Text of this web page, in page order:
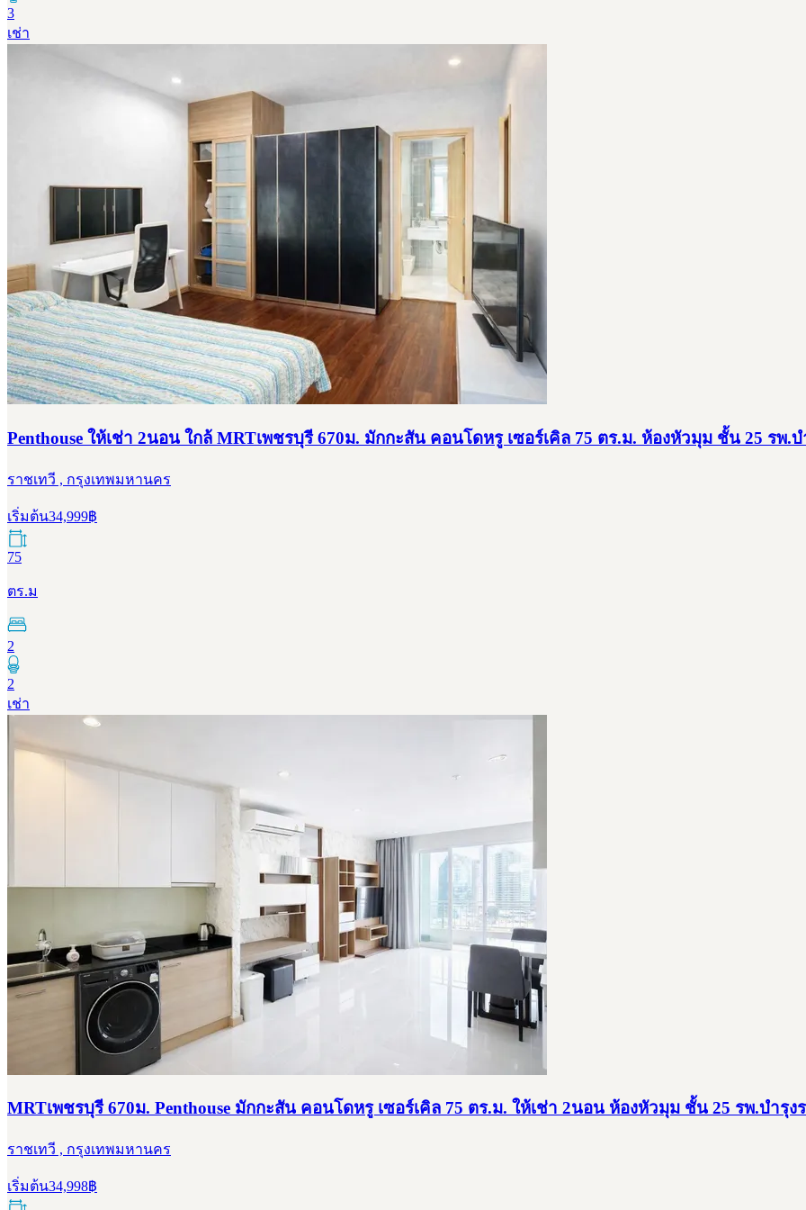
3
เช่า
Penthouse ให้เช่า 2นอน ใกล้ MRTเพชรบุรี 670ม. มักกะสัน คอนโดหรู เซอร์เคิล 75 ตร.ม. ห้องหัวมุม ชั้น 25 รพ.บ
ราชเทวี , กรุงเทพมหานคร
เริ่มต้น34,999฿
75
ตร.ม
2
2
เช่า
MRTเพชรบุรี 670ม. Penthouse มักกะสัน คอนโดหรู เซอร์เคิล 75 ตร.ม. ให้เช่า 2นอน ห้องหัวมุม ชั้น 25 รพ.บำรุง
ราชเทวี , กรุงเทพมหานคร
เริ่มต้น34,998฿